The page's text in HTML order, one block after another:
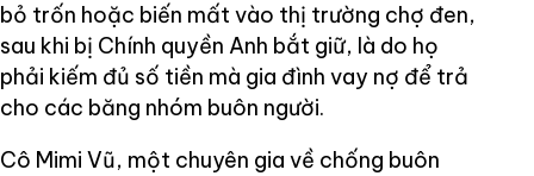
bỏ trốn hoặc biến mất vào thị trường chợ đen,
sau khi bị Chính quyền Anh bắt giữ, là do họ
phải kiếm đủ số tiền mà gia đình vay nợ để trả
cho các băng nhóm buôn người.
Cô Mimi Vũ, một chuyên gia về chống buôn